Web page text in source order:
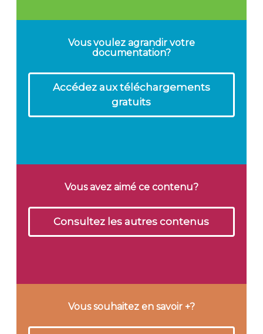
Vous voulez agrandir votre
documentation?
Accédez aux téléchargements
gratuits
Vous avez aimé ce contenu?
Consultez les autres contenus
Vous souhaitez en savoir +?